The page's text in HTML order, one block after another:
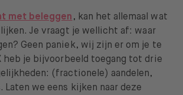
met beleggen , kan het allemaal wat
Je vraagt je wellicht af: waar
Geen paniek, wij zijn er om je te
heb je bijvoorbeeld toegang tot drie
(fractionele) aandelen,
Laten we eens kijken naar deze